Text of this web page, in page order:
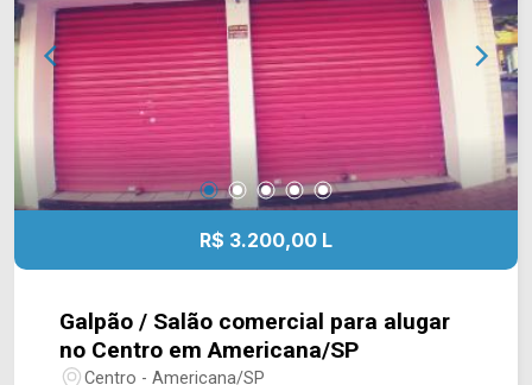
R$ 3.200,00 L
Galpão / Salão comercial para alugar
no Centro em Americana/SP
Centro - Americana/SP